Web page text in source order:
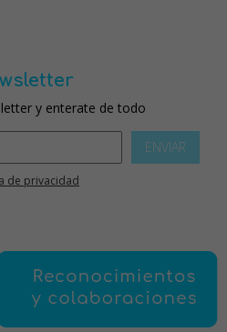
y enterate de todo
ENVIAR
de privacidad